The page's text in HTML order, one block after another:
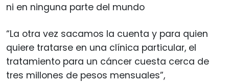
ni en ninguna parte del mundo
“La otra vez sacamos la cuenta y para quien
quiere tratarse en una clínica particular, el
tratamiento para un cáncer cuesta cerca de
tres millones de pesos mensuales”,